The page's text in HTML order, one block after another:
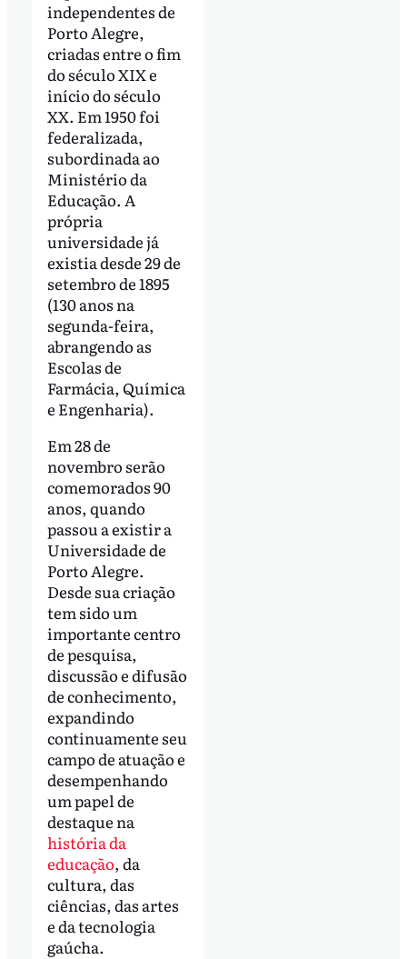
independentes de
Porto Alegre,
criadas entre o fim
do século XIX e
início do século
XX. Em 1950 foi
federalizada,
subordinada ao
Ministério da
Educação. A
própria
universidade já
existia desde 29 de
setembro de 1895
(130 anos na
segunda-feira,
abrangendo as
Escolas de
Farmácia, Química
e Engenharia).
Em 28 de
novembro serão
comemorados 90
anos, quando
passou a existir a
Universidade de
Porto Alegre.
Desde sua criação
tem sido um
importante centro
de pesquisa,
discussão e difusão
de conhecimento,
expandindo
continuamente seu
campo de atuação e
desempenhando
um papel de
destaque na
história da
educação, da
cultura, das
ciências, das artes
e da tecnologia
gaúcha.